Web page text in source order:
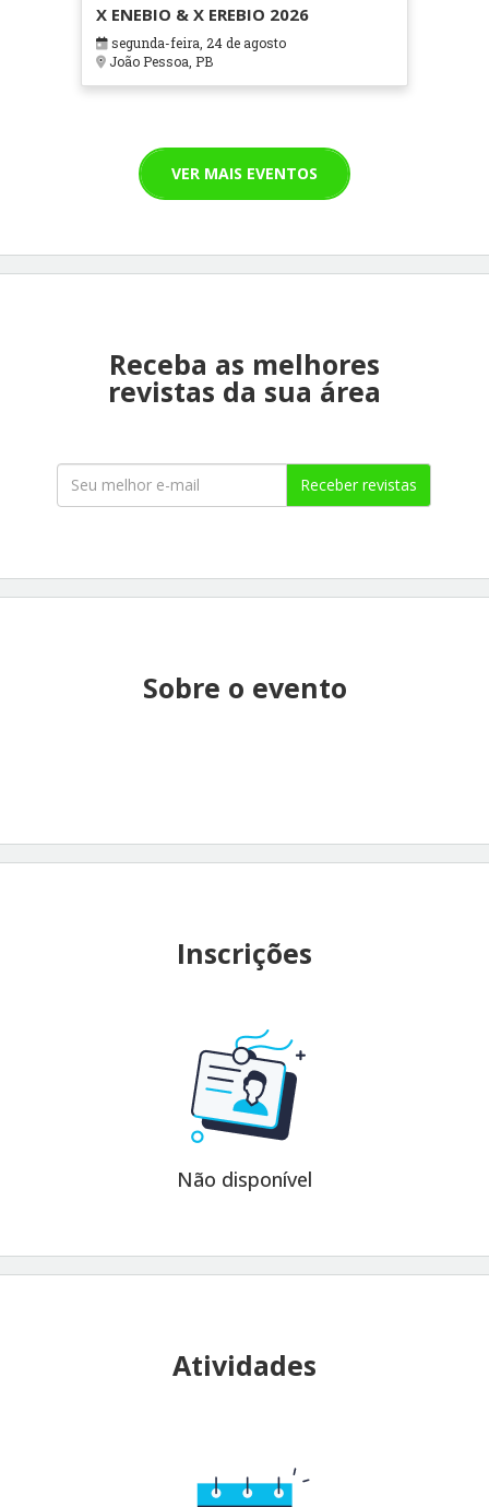
X ENEBIO & X EREBIO 2026
segunda-feira, 24 de agosto
João Pessoa, PB
VER MAIS EVENTOS
Receba as melhores
revistas da sua área
Receber revistas
Sobre o evento
Inscrições
Não disponível
Atividades